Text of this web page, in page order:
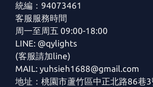
統編：94073461
客服服務時間
周一至周五 09:00-18:00
LINE: @qylights
(客服請加line)
MAIL: yuhsieh1688@gmail.com
地址：桃園市蘆竹區中正北路86巷